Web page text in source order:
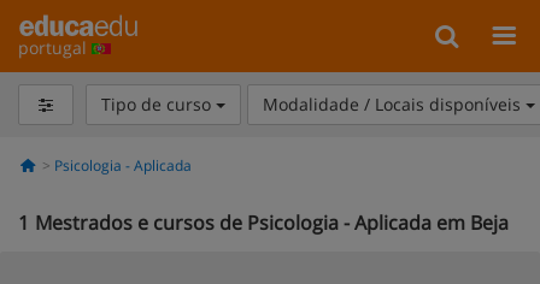
portugal
Tipo de curso Modalidade / Locais disponíveis
Psicologia - Aplicada
1 Mestrados e cursos de Psicologia - Aplicada em Beja